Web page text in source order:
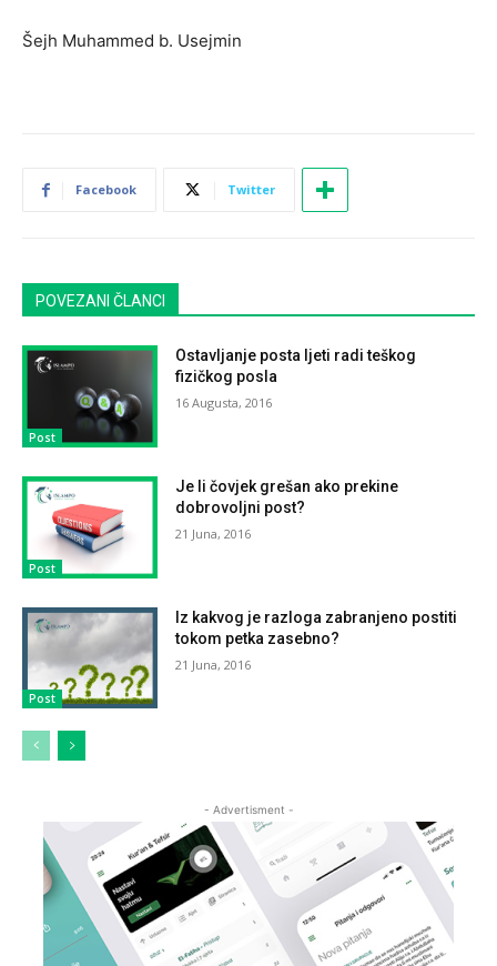
Šejh Muhammed b. Usejmin
Facebook Twitter
POVEZANI ČLANCI
Post
Ostavljanje posta ljeti radi teškog
fizičkog posla
16 Augusta, 2016
Post
Je li čovjek grešan ako prekine
dobrovoljni post?
21 Juna, 2016
Post
Iz kakvog je razloga zabranjeno postiti
tokom petka zasebno?
21 Juna, 2016
- Advertisment -